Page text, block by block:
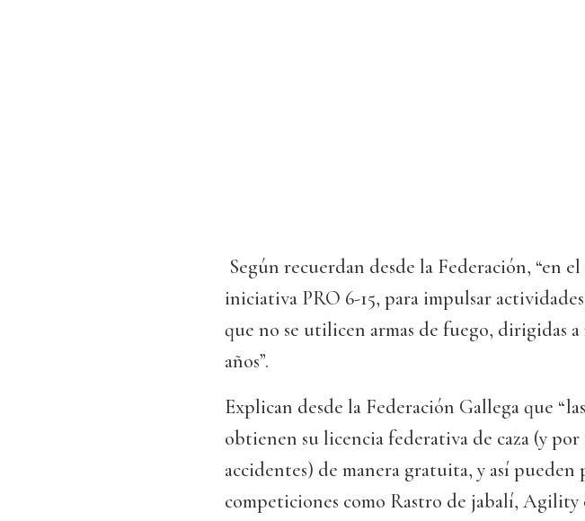
Según recuerdan desde la Federación, “en el
iniciativa PRO 6-15, para impulsar
que no se utilicen armas de fuego, dirigidas a
años”.
Explican desde la Federación Gallega que
obtienen su licencia federativa de caza (y
accidentes) de manera gratuita, y así
competiciones como Rastro de jabalí, Agility